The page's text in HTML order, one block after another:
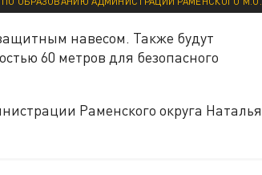
навесом. Также будут
60 метров для безопасного
Раменского округа Наталья